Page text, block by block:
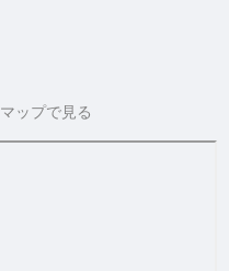
マップで見る